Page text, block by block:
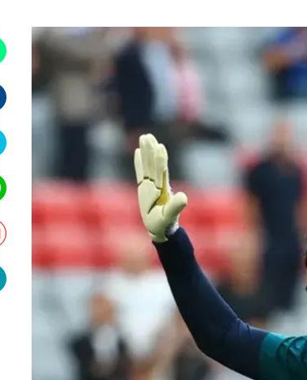
ליגה סינית
ליגה ברזילאית